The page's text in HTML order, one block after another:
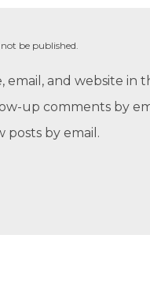
be published.
email, and website
up comments by
posts by email.